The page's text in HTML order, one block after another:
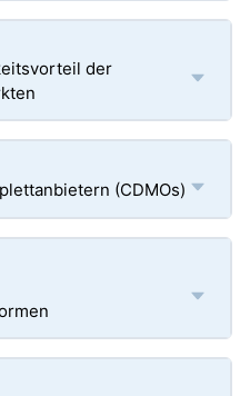
der
(CDMOs)